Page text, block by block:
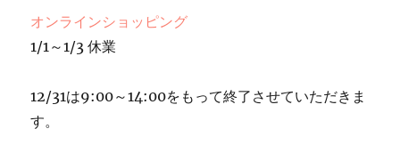
オンラインショッピング
1/1～1/3 休業
12/31は9:00～14:00をもって終了させていただきま
す。